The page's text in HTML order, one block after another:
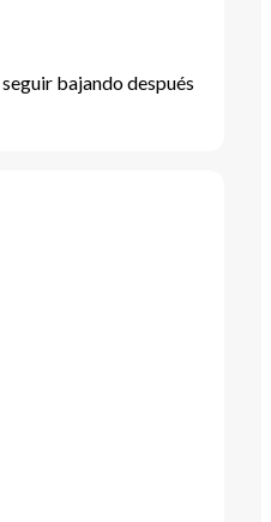
bajando después